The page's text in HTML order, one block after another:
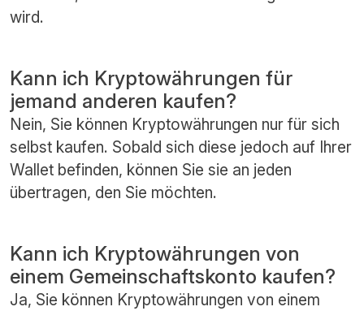
wird.
Kann ich Kryptowährungen für
jemand anderen kaufen?
Nein, Sie können Kryptowährungen nur für sich
selbst kaufen. Sobald sich diese jedoch auf Ihrer
Wallet befinden, können Sie sie an jeden
übertragen, den Sie möchten.
Kann ich Kryptowährungen von
einem Gemeinschaftskonto kaufen?
Ja, Sie können Kryptowährungen von einem